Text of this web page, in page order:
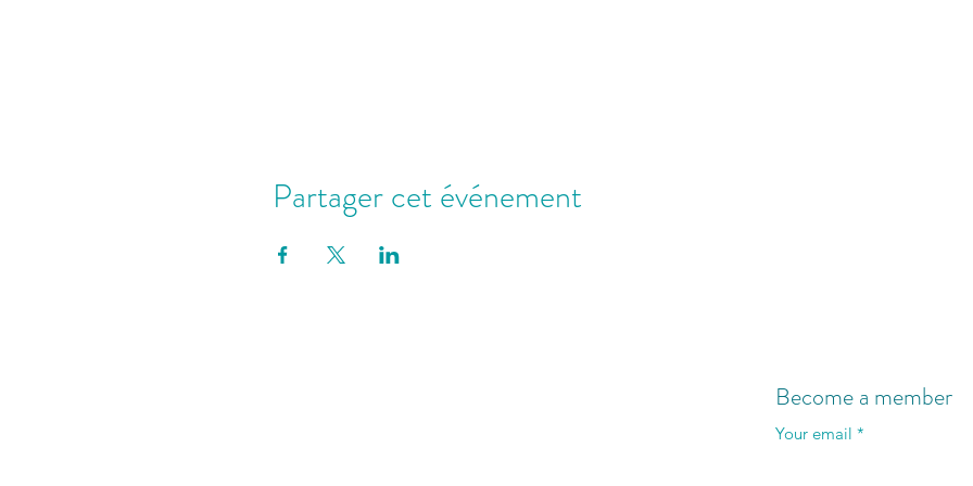
Partager cet événement
Become a member
Your email